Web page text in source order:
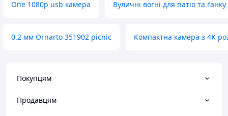
One 1080p usb камера Вуличні вогні для патіо та ґанку
0.2 мм Ornarto 351902 picnic Компактна камера з 4K
Покупцям
Продавцям